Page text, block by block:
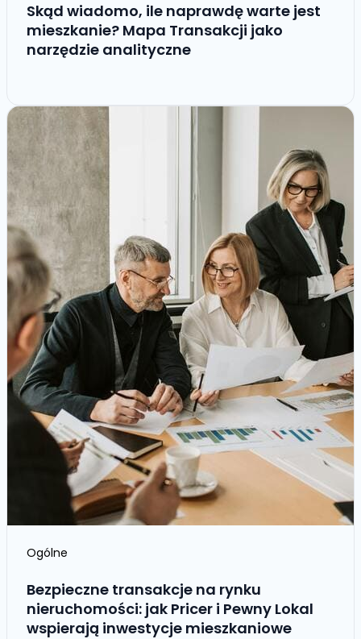
Skąd wiadomo, ile naprawdę warte jest
mieszkanie? Mapa Transakcji jako
narzędzie analityczne
Ogólne
Bezpieczne transakcje na rynku
nieruchomości: jak Pricer i Pewny Lokal
wspierają inwestycje mieszkaniowe